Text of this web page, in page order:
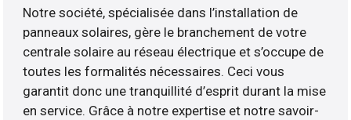
Notre société, spécialisée dans l’installation de
panneaux solaires, gère le branchement de votre
centrale solaire au réseau électrique et s’occupe de
toutes les formalités nécessaires. Ceci vous
garantit donc une tranquillité d’esprit durant la mise
en service. Grâce à notre expertise et notre savoir-